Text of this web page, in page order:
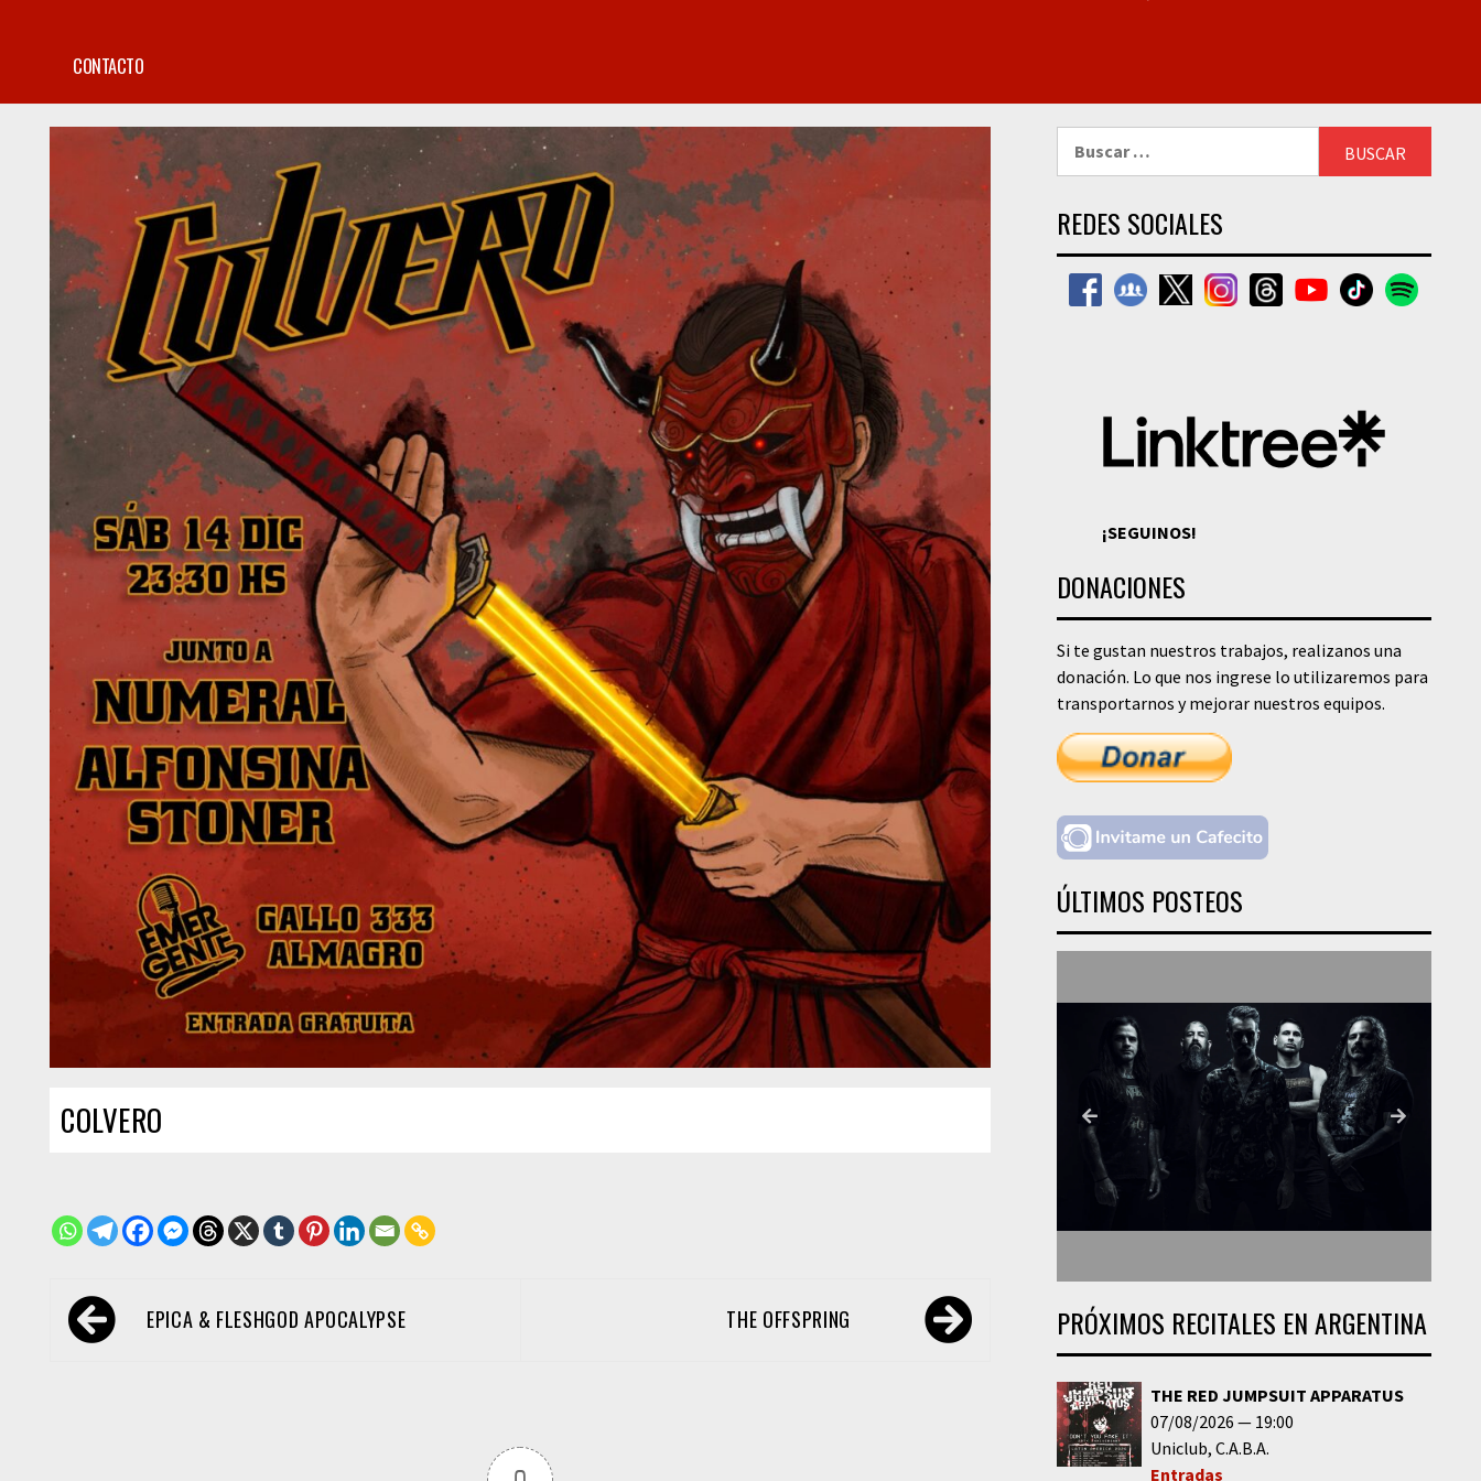
CONTACTO
COLVERO
Navegación
de EPICA & FLESHGOD APOCALYPSE THE OFFSPRING
REDES SOCIALES
¡SEGUINOS!
DONACIONES
Si te gustan nuestros trabajos, realizanos una
donación. Lo que nos ingrese lo utilizaremos para
transportarnos y mejorar nuestros equipos.
ÚLTIMOS POSTEOS
PRÓXIMOS RECITALES EN ARGENTINA
THE RED JUMPSUIT APPARATUS
07/08/2026
19:00
Uniclub C.A.B.A.
Entradas